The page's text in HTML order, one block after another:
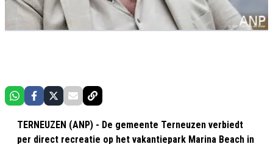
TERNEUZEN (ANP) - De gemeente Terneuzen verbiedt
per direct recreatie op het vakantiepark Marina Beach in